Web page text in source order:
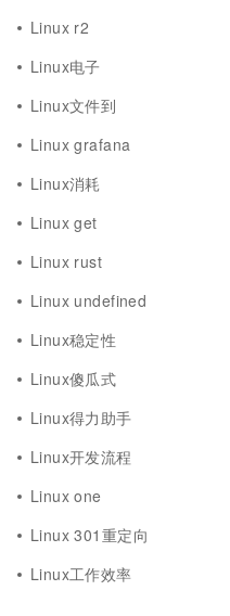
Linux r2
Linux电子
Linux文件到
Linux grafana
Linux消耗
Linux get
Linux rust
Linux undefined
Linux稳定性
Linux傻瓜式
Linux得力助手
Linux开发流程
Linux one
Linux 301重定向
Linux工作效率